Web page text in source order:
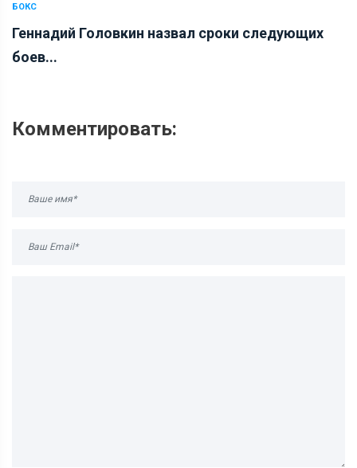
БОКС
Геннадий Головкин назвал сроки следующих
боев...
Комментировать: